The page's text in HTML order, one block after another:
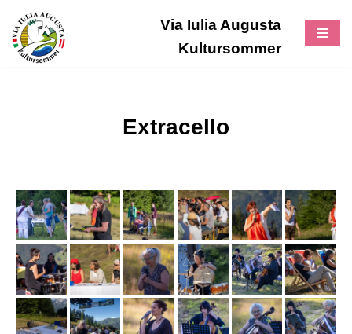
Zum
Inhalt
Via Iulia Augusta
Kultursommer
Extracello